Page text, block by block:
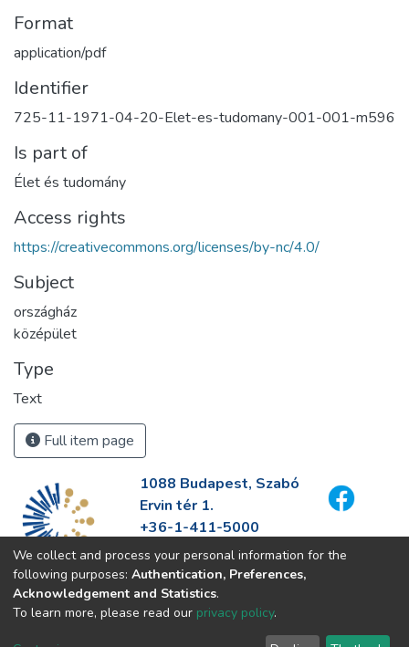
Format
application/pdf
Identifier
725-11-1971-04-20-Elet-es-tudomany-001-001-m596
Is part of
Élet és tudomány
Access rights
https://creativecommons.org/licenses/by-nc/4.0/
Subject
országház
középület
Type
Text
Full item page
1088 Budapest, Szabó
Ervin tér 1.
+36-1-411-5000
info@fszek.hu
https://fszek.hu
We collect and process your personal information for the
following purposes: Authentication, Preferences,
Acknowledgement and Statistics.
To learn more, please read our privacy policy.